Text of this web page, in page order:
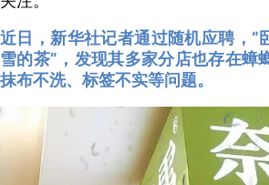
近日，新华社记者通过随机应聘，“
雪的茶”，发现其多家分店也存在蟑
抹布不洗、标签不实等问题。